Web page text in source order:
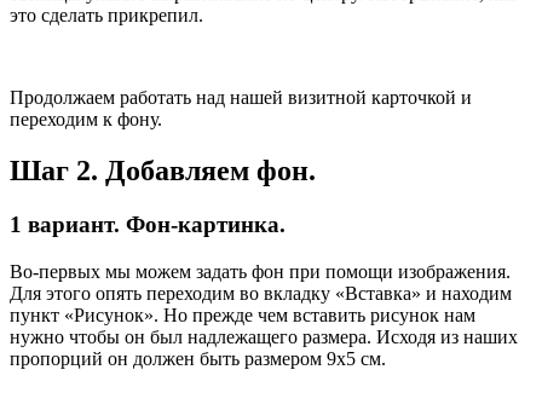
это сделать прикрепил.
Продолжаем работать над нашей визитной карточкой и
переходим к фону.
Шаг 2. Добавляем фон.
1 вариант. Фон-картинка.
Во-первых мы можем задать фон при помощи изображения.
Для этого опять переходим во вкладку «Вставка» и находим
пункт «Рисунок». Но прежде чем вставить рисунок нам
нужно чтобы он был надлежащего размера. Исходя из наших
пропорций он должен быть размером 9х5 см.